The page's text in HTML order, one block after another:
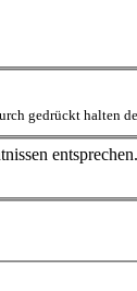
gedrückt halten
entsprechen.